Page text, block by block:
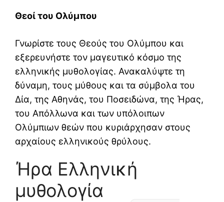
Θεοί του Ολύμπου
Γνωρίστε τους Θεούς του Ολύμπου και
εξερευνήστε τον μαγευτικό κόσμο της
ελληνικής μυθολογίας. Ανακαλύψτε τη
δύναμη, τους μύθους και τα σύμβολα του
Δία, της Αθηνάς, του Ποσειδώνα, της Ήρας,
του Απόλλωνα και των υπόλοιπων
Ολύμπιων θεών που κυριάρχησαν στους
αρχαίους ελληνικούς θρύλους.
Ήρα Ελληνική
μυθολογία